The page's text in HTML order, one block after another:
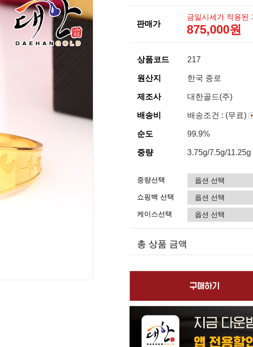
판매가
금일시세가 적용된
875,000원
상품코드 217
원산지 한국 종로
제조사 대한골드(주)
배송비 배송조건 : (무료)
순도 99.9%
중량 3.75g/7.5g/11.25g
중량선택
쇼핑백 선택
케이스선택
총 상품 금액